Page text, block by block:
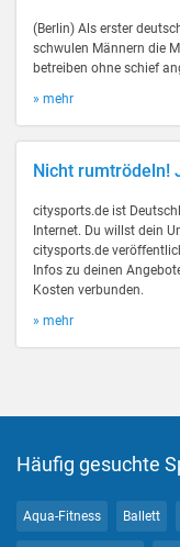
(Berlin) Als erster
schwulen Männern die
betreiben ohne schief
» mehr
Nicht rumtrödeln!
citysports.de ist
Internet. Du willst dein
citysports.de
Infos zu deinen
Kosten verbunden.
» mehr
Häufig gesuchte
Aqua-Fitness Ballett